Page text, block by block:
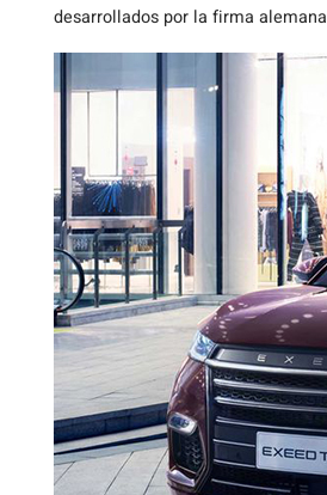
desarrollados por la firma alemana